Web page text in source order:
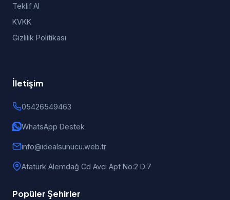
Teklif Al
KVKK
Gizlilik Politikası
İletişim
05426549463
WhatsApp Destek
info@idealsunucu.web.tr
Atatürk Alemdağ Cd Avcı Apt No:2 D:7
Popüler Şehirler